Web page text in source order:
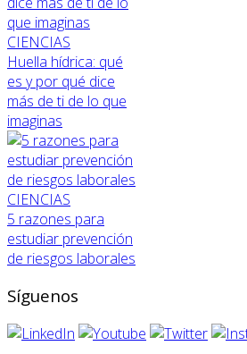
CIENCIAS
Huella hídrica: qué
es y por qué dice
más de ti de lo que
imaginas
CIENCIAS
5 razones para
estudiar prevención
de riesgos laborales
Síguenos